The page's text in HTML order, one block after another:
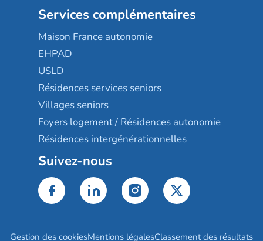
Services complémentaires
Maison France autonomie
EHPAD
USLD
Résidences services seniors
Villages seniors
Foyers logement / Résidences autonomie
Résidences intergénérationnelles
Suivez-nous
Gestion des cookiesMentions légalesClassement des résultats